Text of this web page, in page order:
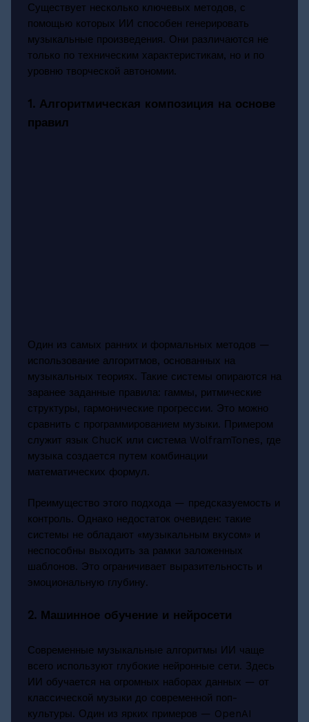
Существует несколько ключевых методов, с
помощью которых ИИ способен генерировать
музыкальные произведения. Они различаются не
только по техническим характеристикам, но и по
уровню творческой автономии.
1. Алгоритмическая композиция на основе
правил
Один из самых ранних и формальных методов —
использование алгоритмов, основанных на
музыкальных теориях. Такие системы опираются на
заранее заданные правила: гаммы, ритмические
структуры, гармонические прогрессии. Это можно
сравнить с программированием музыки. Примером
служит язык ChucK или система WolframTones, где
музыка создается путем комбинации
математических формул.
Преимущество этого подхода — предсказуемость и
контроль. Однако недостаток очевиден: такие
системы не обладают «музыкальным вкусом» и
неспособны выходить за рамки заложенных
шаблонов. Это ограничивает выразительность и
эмоциональную глубину.
2. Машинное обучение и нейросети
Современные музыкальные алгоритмы ИИ чаще
всего используют глубокие нейронные сети. Здесь
ИИ обучается на огромных наборах данных — от
классической музыки до современной поп-
культуры. Один из ярких примеров — OpenAI